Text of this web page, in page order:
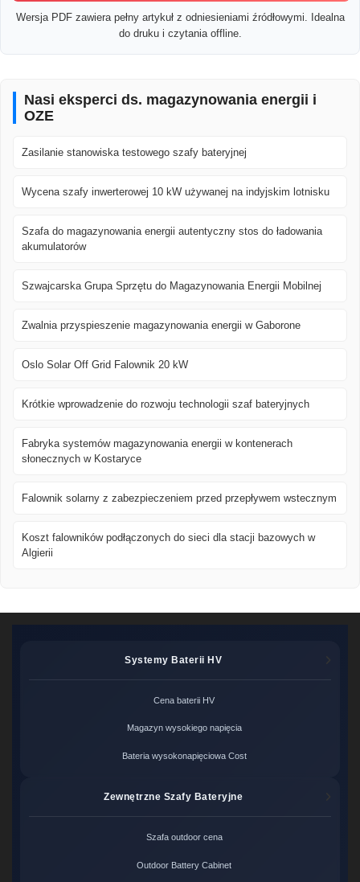
Wersja PDF zawiera pełny artykuł z odniesieniami źródłowymi. Idealna
do druku i czytania offline.
Nasi eksperci ds. magazynowania energii i
OZE
Zasilanie stanowiska testowego szafy bateryjnej
Wycena szafy inwerterowej 10 kW używanej na indyjskim lotnisku
Szafa do magazynowania energii autentyczny stos do ładowania
akumulatorów
Szwajcarska Grupa Sprzętu do Magazynowania Energii Mobilnej
Zwalnia przyspieszenie magazynowania energii w Gaborone
Oslo Solar Off Grid Falownik 20 kW
Krótkie wprowadzenie do rozwoju technologii szaf bateryjnych
Fabryka systemów magazynowania energii w kontenerach
słonecznych w Kostaryce
Falownik solarny z zabezpieczeniem przed przepływem wstecznym
Koszt falowników podłączonych do sieci dla stacji bazowych w
Algierii
Systemy Baterii HV
Cena baterii HV
Magazyn wysokiego napięcia
Bateria wysokonapięciowa Cost
Zewnętrzne Szafy Bateryjne
Szafa outdoor cena
Outdoor Battery Cabinet